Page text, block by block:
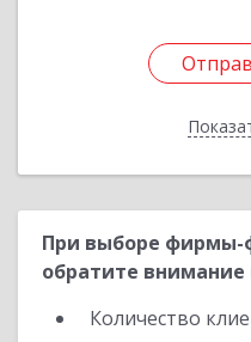
При выборе фирмы-
обратите внимание
Количество